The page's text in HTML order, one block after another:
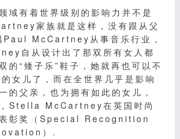
域有着世界级别的影响力并不是
家族就是这样，没有跟从父
Paul McCartney从事音乐行业，
自从设计出了那双所有女人都
的“矮子乐”鞋子，她就再也可以不
女儿了，而在全世界几乎是影响
的父亲，也为拥有如此的女儿，
Stella McCartney在英国时尚
表彰奖（Special Recognition
）.